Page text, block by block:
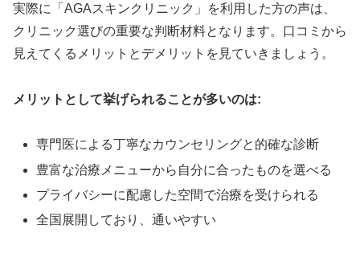
実際に「AGAスキンクリニック」を利用した方の声は、
クリニック選びの重要な判断材料となります。口コミから
見えてくるメリットとデメリットを見ていきましょう。
メリットとして挙げられることが多いのは:
専門医による丁寧なカウンセリングと的確な診断
豊富な治療メニューから自分に合ったものを選べる
プライバシーに配慮した空間で治療を受けられる
全国展開しており、通いやすい